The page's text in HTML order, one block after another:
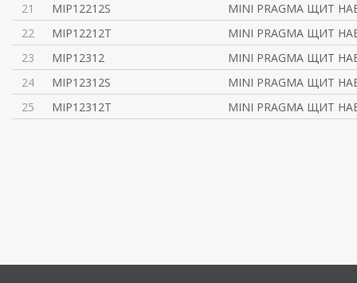
21
MIP12212S
MINI PRAGMA ЩИТ
22
MIP12212T
MINI PRAGMA ЩИТ
23
MIP12312
MINI PRAGMA ЩИТ
24
MIP12312S
MINI PRAGMA ЩИТ
25
MIP12312T MINI PRAGMA ЩИТ